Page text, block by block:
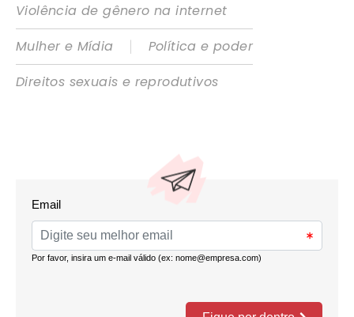
Violência de gênero na internet
Mulher e Mídia
|
Política e poder
Direitos sexuais e reprodutivos